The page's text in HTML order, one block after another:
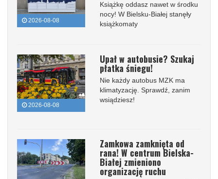
2026-08-08
Książkę oddasz nawet w środku
nocy! W Bielsku-Białej stanęły
książkomaty
2026-08-08
Upał w autobusie? Szukaj
płatka śniegu!
Nie każdy autobus MZK ma
klimatyzację. Sprawdź, zanim
wsiądziesz!
Zamkowa zamknięta od
rana! W centrum Bielska-
Białej zmieniono
organizację ruchu